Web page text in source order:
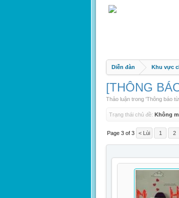
Diễn đàn Khu vực
[THÔNG
Thảo luận trong 'Thông báo
Trạng thái chủ đề: Không
Page 3 of 3 < Lùi 1 2